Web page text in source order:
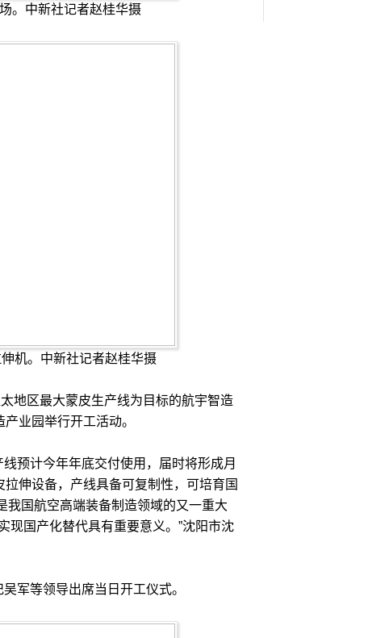
。中新社记者赵桂华摄
机。中新社记者赵桂华摄
区最大蒙皮生产线为目标的航宇智造
业园举行开工活动。
计今年年底交付使用，届时将形成月
伸设备，产线具备可复制性，可培育国
我国航空高端装备制造领域的又一重大
现国产化替代具有重要意义。”沈阳市沈
等领导出席当日开工仪式。